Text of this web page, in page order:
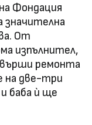
Фондация
значителна
От
изпълнител,
ремонта
на две-три
баба ѝ ще